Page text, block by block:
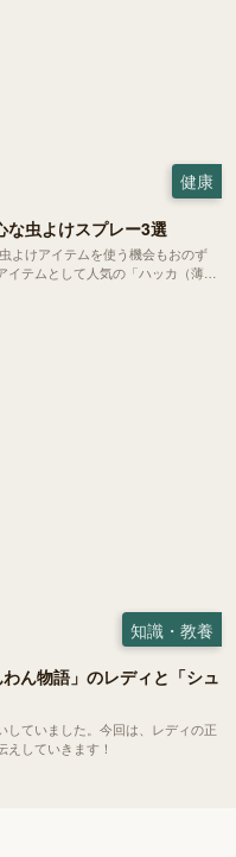
健康
な虫よけスプレー3選
イテムとして人気の「ハッカ（薄
知識・教養
ん物語」のレディと「シュ
していました。今回は、レディの正
していきます！